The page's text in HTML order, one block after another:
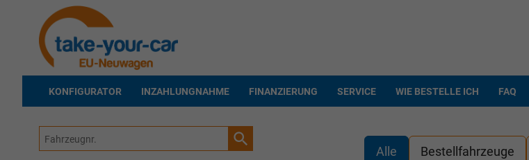
KONFIGURATOR INZAHLUNGNAHME FINANZIERUNG SERVICE WIE BESTELLE ICH FAQ
Alle Bestellfahrzeuge
Fahrzeugnr.